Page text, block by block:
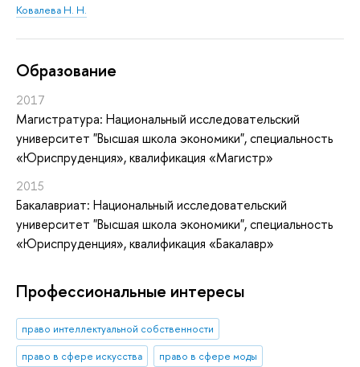
Ковалева Н. Н.
Oбразование
2017
Магистратура: Национальный исследовательский
университет "Высшая школа экономики", специальность
«Юриспруденция», квалификация «Магистр»
2015
Бакалавриат: Национальный исследовательский
университет "Высшая школа экономики", специальность
«Юриспруденция», квалификация «Бакалавр»
Профессиональные интересы
право интеллектуальной собственности
право в сфере искусства
право в сфере моды